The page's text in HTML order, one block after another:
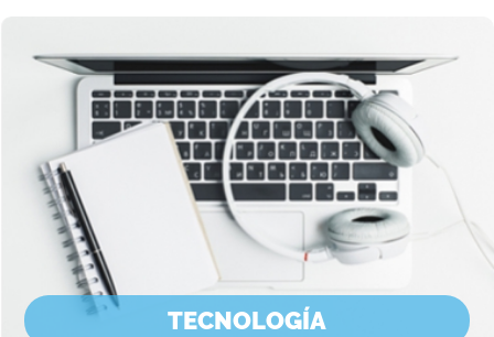
TECNOLOGÍA